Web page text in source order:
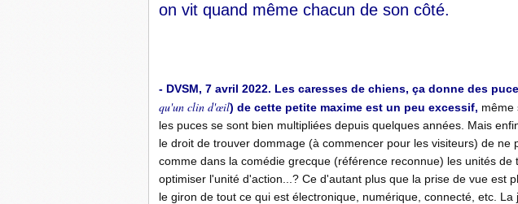
on vit quand même chacun de son côté.
- DVSM, 7 avril 2022. Les caresses de chiens, ça donne des
qu'un clin d'œil) de cette petite maxime est un peu excessif, même
les puces se sont bien multipliées depuis quelques années. Mais
le droit de trouver dommage (à commencer pour les visiteurs) de ne
comme dans la comédie grecque (référence reconnue) les unités de
optimiser l'unité d'action...? Ce d'autant plus que la prise de vue est
le giron de tout ce qui est électronique, numérique, connecté, etc.